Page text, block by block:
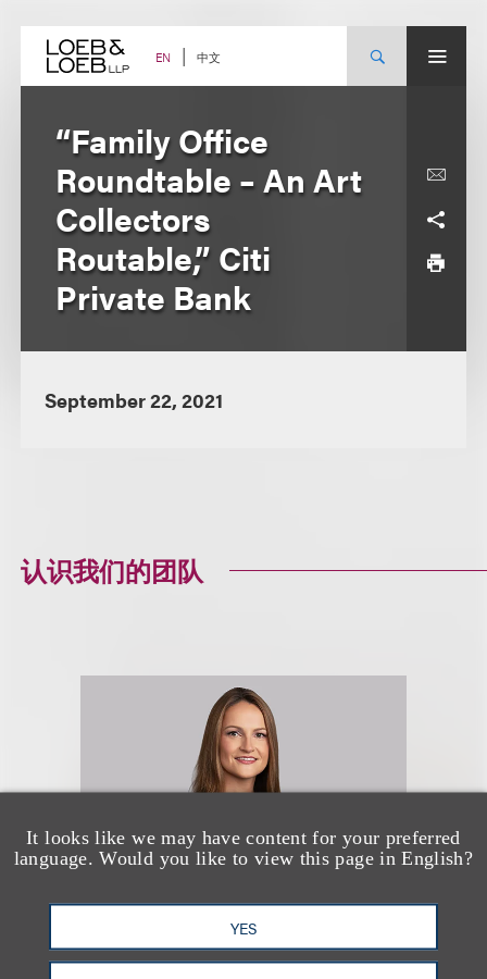
content EN 中文
It looks like we may have content for your preferred
language. Would you like to view this page in English?
YES
“Family Office
Roundtable – An Art
Collectors
Routable,” Citi
Private Bank
September 22, 2021
认识我们的团队
Diana Wierbicki